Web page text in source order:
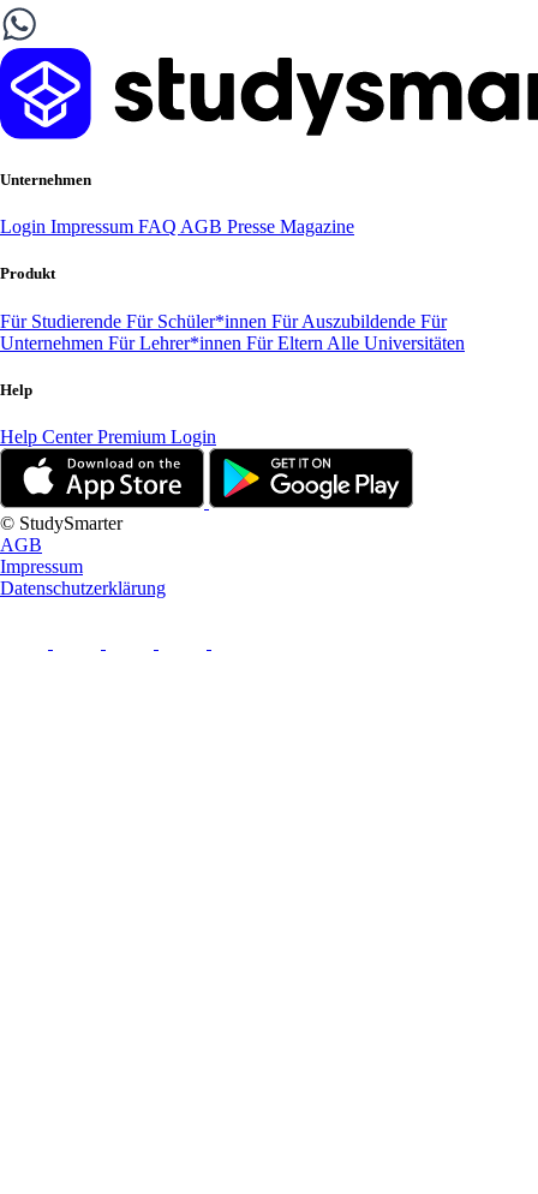
Unternehmen
Login Impressum FAQ AGB Presse Magazine
Produkt
Für Studierende Für Schüler*innen Für Auszubildende Für
Unternehmen Für Lehrer*innen Für Eltern Alle Universitäten
Help
Help CenterPremium Login
© StudySmarter
AGB
Impressum
Datenschutzerklärung